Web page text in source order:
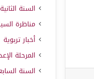
السنة
مناظرة
أخبار تربوية
المرحلة
السنة